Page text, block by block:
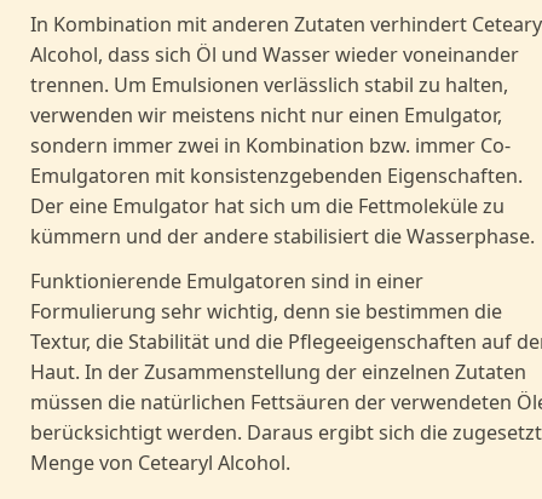
In Kombination mit anderen Zutaten verhindert
Alcohol, dass sich Öl und Wasser wieder voneinander
trennen. Um Emulsionen verlässlich stabil zu halten,
verwenden wir meistens nicht nur einen Emulgator,
sondern immer zwei in Kombination bzw. immer Co-
Emulgatoren mit konsistenzgebenden Eigenschaften.
Der eine Emulgator hat sich um die Fettmoleküle zu
kümmern und der andere stabilisiert die Wasserphase.
Funktionierende Emulgatoren sind in einer
Formulierung sehr wichtig, denn sie bestimmen die
Textur, die Stabilität und die Pflegeeigenschaften auf
Haut. In der Zusammenstellung der einzelnen Zutaten
müssen die natürlichen Fettsäuren der verwendeten
berücksichtigt werden. Daraus ergibt sich die
Menge von Cetearyl Alcohol.